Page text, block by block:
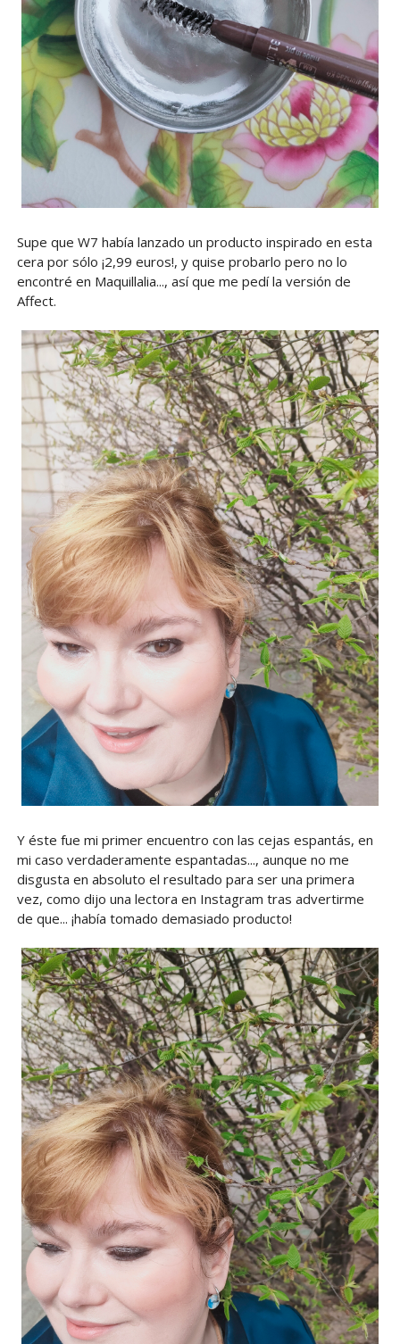
Supe que W7 había lanzado un producto inspirado en esta
cera por sólo ¡2,99 euros!, y quise probarlo pero no lo
encontré en Maquillalia..., así que me pedí la versión de
Affect.
Y éste fue mi primer encuentro con las cejas espantás, en
mi caso verdaderamente espantadas..., aunque no me
disgusta en absoluto el resultado para ser una primera
vez, como dijo una lectora en Instagram tras advertirme
de que... ¡había tomado demasiado producto!